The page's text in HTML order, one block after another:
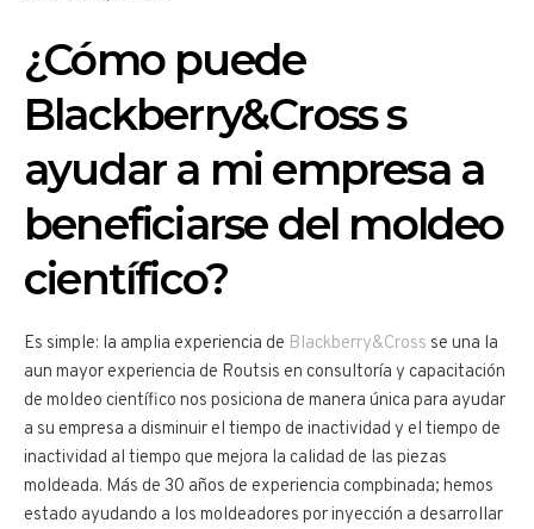
¿Cómo puede
Blackberry&Cross s
ayudar a mi empresa a
beneficiarse del moldeo
científico?
Es simple: la amplia experiencia de Blackberry&Cross se una la
aun mayor experiencia de Routsis en consultoría y capacitación
de moldeo científico nos posiciona de manera única para ayudar
a su empresa a disminuir el tiempo de inactividad y el tiempo de
inactividad al tiempo que mejora la calidad de las piezas
moldeada. Más de 30 años de experiencia compbinada; hemos
estado ayudando a los moldeadores por inyección a desarrollar